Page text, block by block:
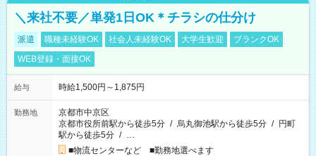
＼来社不要／単発1日OK＊チラシの仕分け
派遣 職種未経験OK 社会人未経験OK 大学生歓迎
ブランクOK
WEB登録・面接OK
給与 時給1,500円～1,875円
勤務地
京都市中京区
京都市役所前駅から徒歩5分 / 烏丸御池駅から徒歩5分 / 円町
駅から徒歩5分 / …
■物流センターなど ■勤務地選べます